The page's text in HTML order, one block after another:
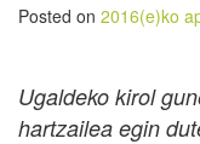
Posted on 2016(e)ko
Ugaldeko kirol
hartzailea egin